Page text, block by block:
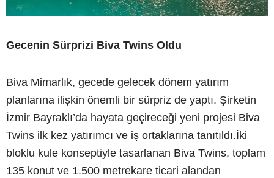
Gecenin Sürprizi Biva Twins Oldu
Biva Mimarlık, gecede gelecek dönem yatırım
planlarına ilişkin önemli bir sürpriz de yaptı. Şirketin
İzmir Bayraklı’da hayata geçireceği yeni projesi Biva
Twins ilk kez yatırımcı ve iş ortaklarına tanıtıldı.İki
bloklu kule konseptiyle tasarlanan Biva Twins, toplam
135 konut ve 1.500 metrekare ticari alandan